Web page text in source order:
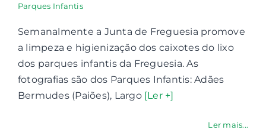
Parques Infantis
Semanalmente a Junta de Freguesia promove
a limpeza e higienização dos caixotes do lixo
dos parques infantis da Freguesia. As
fotografias são dos Parques Infantis: Adães
Bermudes (Paiões), Largo [Ler +]
Ler mais...